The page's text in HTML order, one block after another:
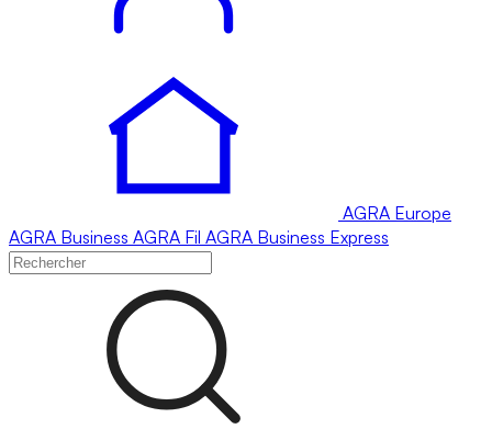
AGRA Europe
AGRA Business AGRA Fil AGRA Business Express